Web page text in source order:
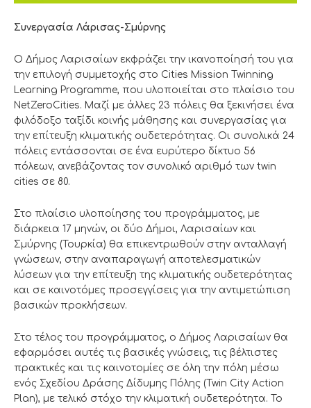
Συνεργασία Λάρισας-Σμύρνης
Ο Δήμος Λαρισαίων εκφράζει την ικανοποίησή του για
την επιλογή συμμετοχής στο Cities Mission Twinning
Learning Programme, που υλοποιείται στο πλαίσιο του
NetZeroCities. Μαζί με άλλες 23 πόλεις θα ξεκινήσει ένα
φιλόδοξο ταξίδι κοινής μάθησης και συνεργασίας για
την επίτευξη κλιματικής ουδετερότητας. Οι συνολικά 24
πόλεις εντάσσονται σε ένα ευρύτερο δίκτυο 56
πόλεων, ανεβάζοντας τον συνολικό αριθμό των twin
cities σε 80.
Στο πλαίσιο υλοποίησης του προγράμματος, με
διάρκεια 17 μηνών, οι δύο Δήμοι, Λαρισαίων και
Σμύρνης (Τουρκία) θα επικεντρωθούν στην ανταλλαγή
γνώσεων, στην αναπαραγωγή αποτελεσματικών
λύσεων για την επίτευξη της κλιματικής ουδετερότητας
και σε καινοτόμες προσεγγίσεις για την αντιμετώπιση
βασικών προκλήσεων.
Στο τέλος του προγράμματος, ο Δήμος Λαρισαίων θα
εφαρμόσει αυτές τις βασικές γνώσεις, τις βέλτιστες
πρακτικές και τις καινοτομίες σε όλη την πόλη μέσω
ενός Σχεδίου Δράσης Δίδυμης Πόλης (Twin City Action
Plan), με τελικό στόχο την κλιματική ουδετερότητα. Το